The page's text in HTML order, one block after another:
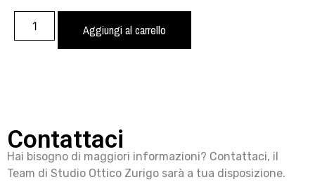
Aggiungi al carrello
Contattaci
Hai bisogno di maggiori informazioni? Contattaci, il
Team di Studio Ottico Zurigo sarà a tua disposizione.